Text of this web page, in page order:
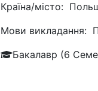
Країна/місто:
Мови викладання:
Бакалавр (6